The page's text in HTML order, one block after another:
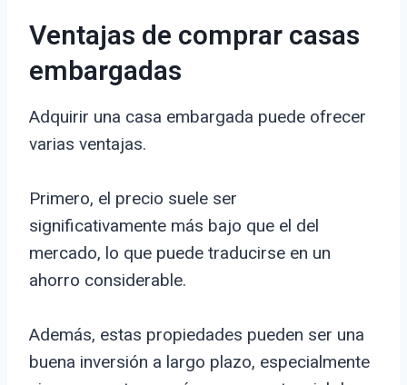
Ventajas de comprar casas
embargadas
Adquirir una casa embargada puede ofrecer
varias ventajas.
Primero, el precio suele ser
significativamente más bajo que el del
mercado, lo que puede traducirse en un
ahorro considerable.
Además, estas propiedades pueden ser una
buena inversión a largo plazo, especialmente